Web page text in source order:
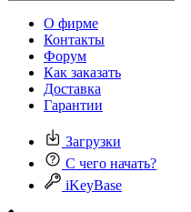
О фирме
Контакты
Форум
Как заказать
Доставка
Гарантии
Загрузки
С чего начать?
iKeyBase